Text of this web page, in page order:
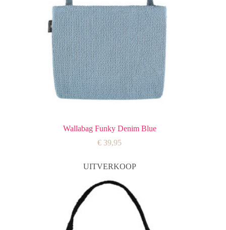
Wallabag Funky Denim Blue
€ 39,95
UITVERKOOP